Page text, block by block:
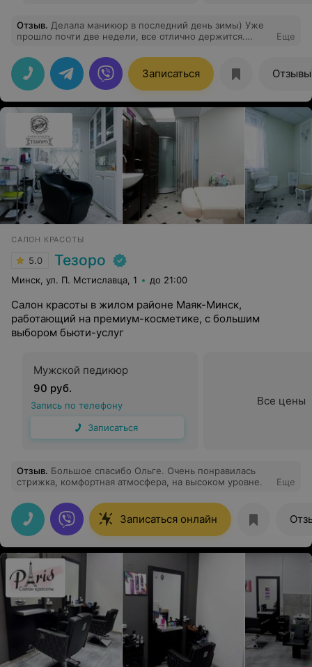
Отзыв. Делала маникюр в последний день зимы) Уже
прошло почти две недели, все отлично держится.
Еще
Записаться Отзывы
САЛОН КРАСОТЫ
5.0 Тезоро
Минск, ул. П. Мстиславца, 1 до 21:00
Салон красоты в жилом районе Маяк-Минск,
работающий на премиум-косметике, с большим
выбором бьюти-услуг
Мужской педикюр
90 руб.
Запись по телефону
Записаться
Все цены
Отзыв. Большое спасибо Ольге. Очень понравилась
стрижка, комфортная атмосфера, на высоком уровне.
Еще
Записаться онлайн